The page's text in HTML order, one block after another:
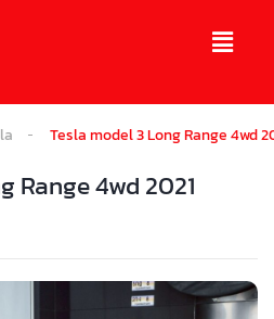
Tesla model 3 Long Range 4wd
Range 4wd 2021